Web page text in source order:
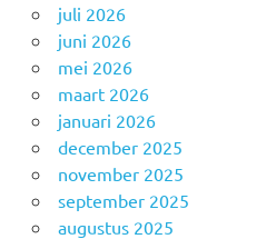
juli 2026
juni 2026
mei 2026
maart 2026
januari 2026
december 2025
november 2025
september 2025
augustus 2025